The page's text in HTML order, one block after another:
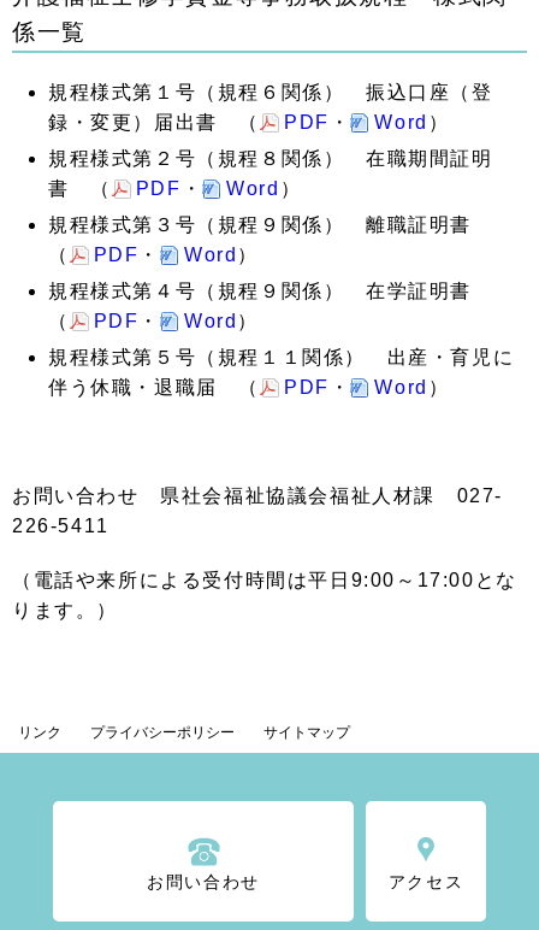
係一覧
規程様式第１号（規程６関係） 振込口座（登
録・変更）届出書 （
PDF ・ Word ）
規程様式第２号（規程８関係） 在職期間証明
書 （
PDF ・ Word ）
規程様式第３号（規程９関係） 離職証明書
（
PDF ・ Word ）
規程様式第４号（規程９関係） 在学証明書
（
PDF ・ Word ）
規程様式第５号（規程１１関係） 出産・育児に
伴う休職・退職届 （
PDF ・ Word ）
お問い合わせ 県社会福祉協議会福祉人材課 027-
226-5411
（電話や来所による受付時間は平日9:00～17:00とな
ります。）
リンク プライバシーポリシー サイトマップ
お問い合わせ アクセス